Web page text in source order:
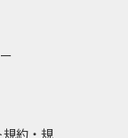
約・規